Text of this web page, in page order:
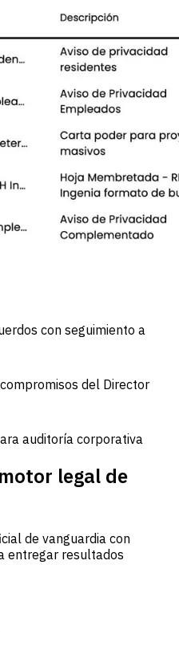
con seguimiento a
del Director
auditoría corporativa
legal de
de vanguardia con
entregar resultados